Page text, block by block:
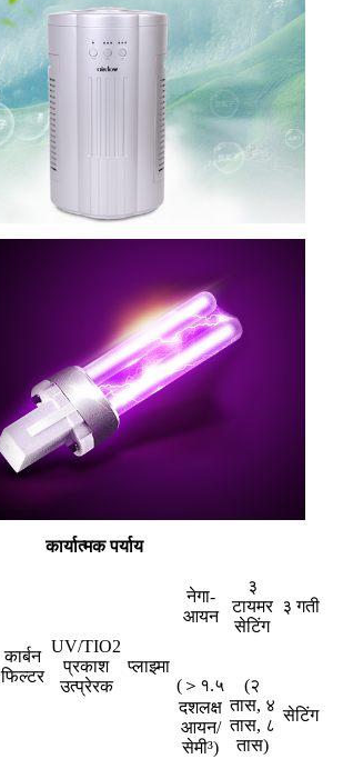
कार्यात्मक पर्याय
कार्बन
फिल्टर
UV/TIO2
प्रकाश
उत्प्रेरक
प्लाझ्मा
नेगा-
आयन
३
टायमर
सेटिंग
३ गती
(＞१.५
दशलक्ष
आयन/
सेमी³)
(२
तास, ४
तास, ८
तास)
सेटिंग